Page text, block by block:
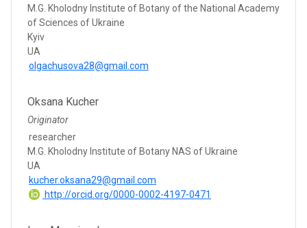
M.G. Kholodny Institute of Botany of the National Academy
of Sciences of Ukraine
Kyiv
UA
olgachusova28@gmail.com
Oksana Kucher
Originator
researcher
M.G. Kholodny Institute of Botany NAS of Ukraine
UA
kucher.oksana29@gmail.com
http://orcid.org/0000-0002-4197-0471